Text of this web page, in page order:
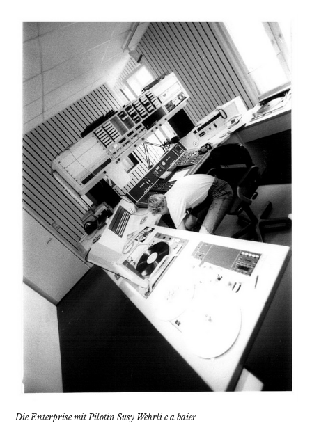
Die Enterprise mit Pilotin Susy Wehrli c a baier